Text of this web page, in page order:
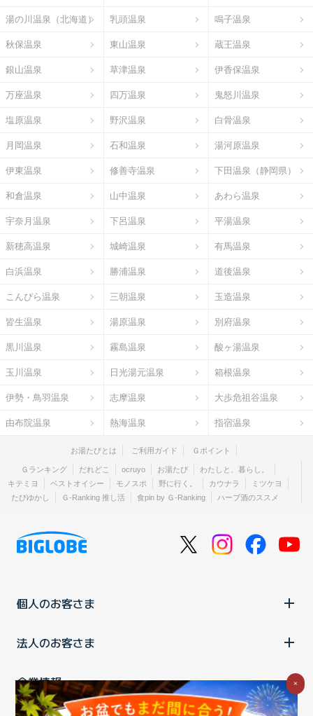
湯の川温泉（北海道） 乳頭温泉 鳴子温泉
秋保温泉 東山温泉 蔵王温泉
銀山温泉 草津温泉 伊香保温泉
万座温泉 四万温泉 鬼怒川温泉
塩原温泉 野沢温泉 白骨温泉
月岡温泉 石和温泉 湯河原温泉
伊東温泉 修善寺温泉 下田温泉（静岡県）
和倉温泉 山中温泉 あわら温泉
宇奈月温泉 下呂温泉 平湯温泉
新穂高温泉 城崎温泉 有馬温泉
白浜温泉 勝浦温泉 道後温泉
こんぴら温泉 三朝温泉 玉造温泉
皆生温泉 湯原温泉 別府温泉
黒川温泉 霧島温泉 酸ヶ湯温泉
玉川温泉 日光湯元温泉 箱根温泉
伊勢・鳥羽温泉 志摩温泉 大歩危祖谷温泉
由布院温泉 熱海温泉 指宿温泉
お湯たびとは ご利用ガイド Ｇポイント
Ｇランキング だれどこ ocruyo お湯たび
わたしと、暮らし。
キテミヨ
ベストオイシー モノスポ 野に行く。 カウナラ
ミツケヨ
たびゆかし
Ｇ-Ranking 推し活 食pin by Ｇ-Ranking ハーブ酒のススメ
個人のお客さま
法人のお客さま
企業情報 ×